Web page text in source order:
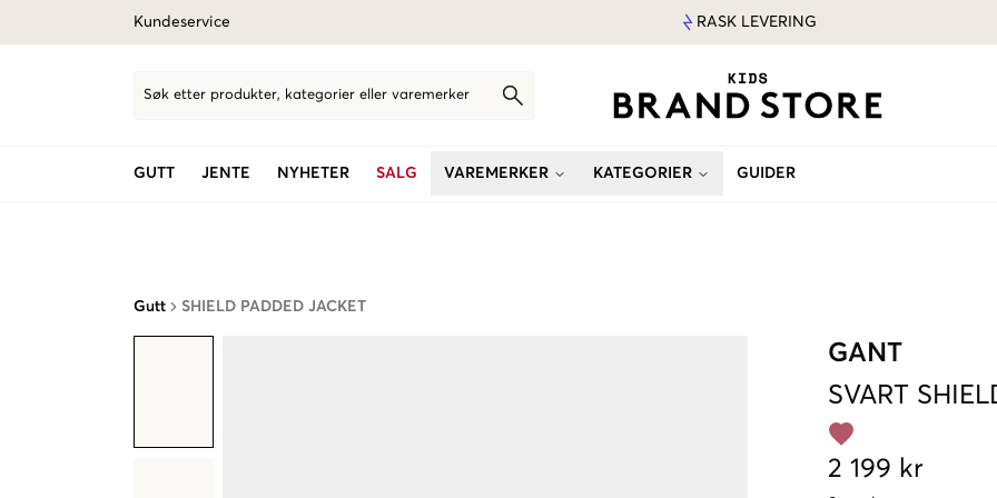
Kundeservice RASK LEVERING
Søk etter produkter, kategorier eller varemerker
GUTT JENTE NYHETER SALG VAREMERKER KATEGORIER GUIDER
Gutt SHIELD PADDED JACKET
GANT
SVART
2 199 kr